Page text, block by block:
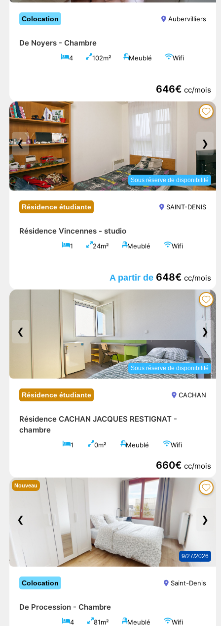
Colocation Aubervilliers
De Noyers - Chambre
4 102m² Meublé Wifi
646€ cc/mois
❮ ❯
Sous réserve de disponibilité
Résidence étudiante SAINT-DENIS
Résidence Vincennes - studio
1 24m² Meublé Wifi
A partir de 648€ cc/mois
❮ ❯
Sous réserve de disponibilité
Résidence étudiante CACHAN
Résidence CACHAN JACQUES RESTIGNAT -
chambre
1 0m² Meublé Wifi
660€ cc/mois
❮ ❯
9/27/2026
Nouveau
Colocation Saint-Denis
De Procession - Chambre
4 81m² Meublé Wifi